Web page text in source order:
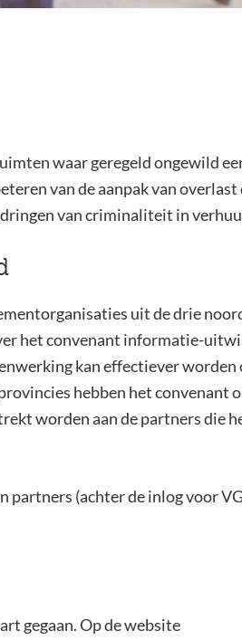
waar geregeld ongewild
van de aanpak van overlast
van criminaliteit in
uit de drie
het convenant informatie-
kan effectiever worden
hebben het convenant
worden aan de partners die
(achter de inlog voor
gegaan. Op de website